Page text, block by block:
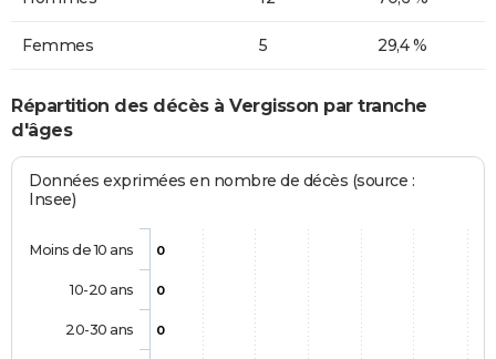
Femmes 5 29,4 %
Répartition des décès à Vergisson par tranche
d'âges
Données exprimées en nombre de décès (source :
Insee)
0
0
0
Moins de 10 ans
10-20 ans
20-30 ans